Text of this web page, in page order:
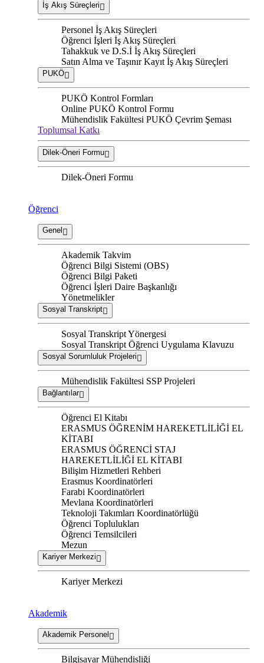
İş Akış Süreçleri
Personel İş Akış Süreçleri
Öğrenci İşleri İş Akış Süreçleri
Tahakkuk ve D.S.İ İş Akış Süreçleri
Satın Alma ve Taşınır Kayıt İş Akış Süreçleri
PUKÖ
PUKÖ Kontrol Formları
Online PUKÖ Kontrol Formu
Mühendislik Fakültesi PUKÖ Çevrim Şeması
Toplumsal Katkı
Dilek-Öneri Formu
Dilek-Öneri Formu
Öğrenci
Genel
Akademik Takvim
Öğrenci Bilgi Sistemi (OBS)
Öğrenci Bilgi Paketi
Öğrenci İşleri Daire Başkanlığı
Yönetmelikler
Sosyal Transkript
Sosyal Transkript Yönergesi
Sosyal Transkript Öğrenci Uygulama Klavuzu
Sosyal Sorumluluk Projeleri
Mühendislik Fakültesi SSP Projeleri
Bağlantılar
Öğrenci El Kitabı
ERASMUS ÖĞRENİM HAREKETLİLİĞİ EL
KİTABI
ERASMUS ÖĞRENCİ STAJ
HAREKETLİLİĞİ EL KİTABI
Bilişim Hizmetleri Rehberi
Erasmus Koordinatörleri
Farabi Koordinatörleri
Mevlana Koordinatörleri
Teknoloji Takımları Koordinatörlüğü
Öğrenci Toplulukları
Öğrenci Temsilcileri
Mezun
Kariyer Merkezi
Kariyer Merkezi
Akademik
Akademik Personel
Bilgisayar Mühendisliği